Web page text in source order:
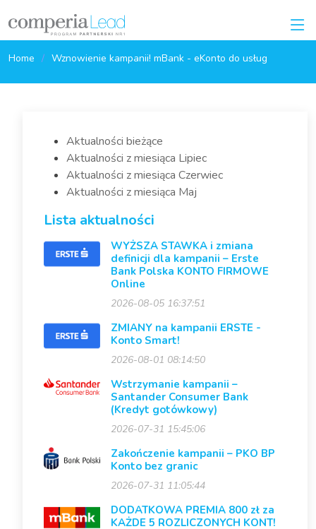
Home Wznowienie kampanii! mBank - eKonto do usług
Aktualności bieżące
Aktualności z miesiąca Lipiec
Aktualności z miesiąca Czerwiec
Aktualności z miesiąca Maj
Lista aktualności
WYŻSZA STAWKA i zmiana
definicji dla kampanii – Erste
Bank Polska KONTO FIRMOWE
Online
2026-08-05 16:37:51
ZMIANY na kampanii ERSTE -
Konto Smart!
2026-08-01 08:14:50
Wstrzymanie kampanii –
Santander Consumer Bank
(Kredyt gotówkowy)
2026-07-31 15:45:06
Zakończenie kampanii – PKO BP
Konto bez granic
2026-07-31 11:05:44
DODATKOWA PREMIA 800 zł za
KAŻDE 5 ROZLICZONYCH KONT!